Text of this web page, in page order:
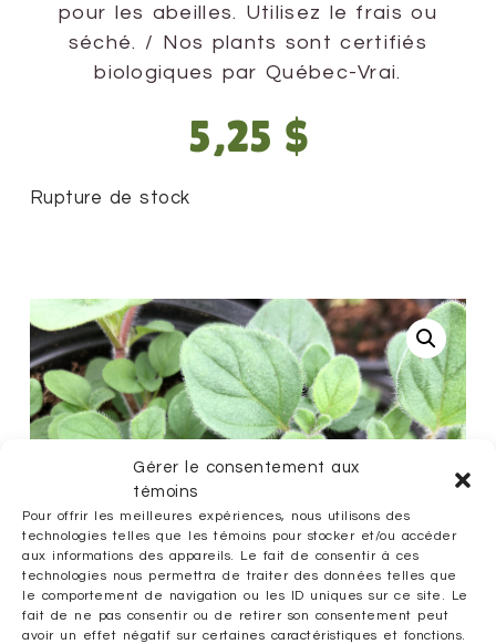
Gérer le consentement aux
témoins
Pour offrir les meilleures expériences, nous utilisons des
technologies telles que les témoins pour stocker et/ou accéder
aux informations des appareils. Le fait de consentir à ces
technologies nous permettra de traiter des données telles que
le comportement de navigation ou les ID uniques sur ce site. Le
fait de ne pas consentir ou de retirer son consentement peut
avoir un effet négatif sur certaines caractéristiques et fonctions.
pour les abeilles. Utilisez le frais ou
séché. / Nos plants sont certifiés
biologiques par Québec-Vrai.
5,25 $
Rupture de stock